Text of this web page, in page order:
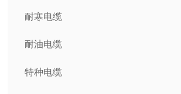
耐寒电缆
耐油电缆
特种电缆